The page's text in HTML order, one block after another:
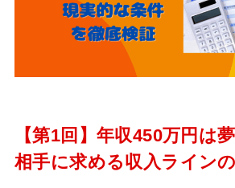
【第1回】年収450万円は
相手に求める収入ライン